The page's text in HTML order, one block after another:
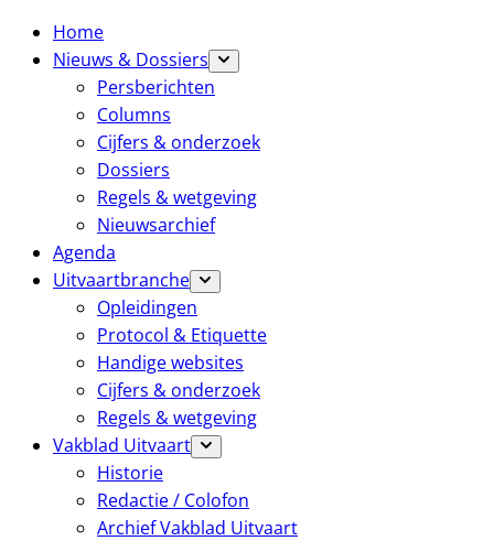
Home
Nieuws & Dossiers
Persberichten
Columns
Cijfers & onderzoek
Dossiers
Regels & wetgeving
Nieuwsarchief
Agenda
Uitvaartbranche
Opleidingen
Protocol & Etiquette
Handige websites
Cijfers & onderzoek
Regels & wetgeving
Vakblad Uitvaart
Historie
Redactie / Colofon
Archief Vakblad Uitvaart